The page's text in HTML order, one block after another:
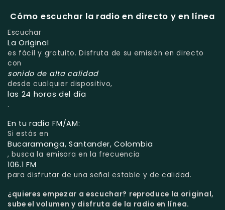
Cómo escuchar la radio en directo y en línea
Escuchar
La Original
es fácil y gratuito. Disfruta de su emisión en directo
con
sonido de alta calidad
desde cualquier dispositivo,
las 24 horas del día
.
En tu radio FM/AM:
Si estás en
Bucaramanga, Santander, Colombia
, busca la emisora en la frecuencia
106.1 FM
para disfrutar de una señal estable y de calidad.
¿quieres empezar a escuchar? reproduce la original,
sube el volumen y disfruta de la radio en línea.